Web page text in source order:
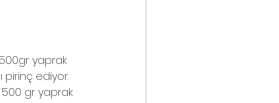
yaprak
pirinç ediyor.
500 gr yaprak